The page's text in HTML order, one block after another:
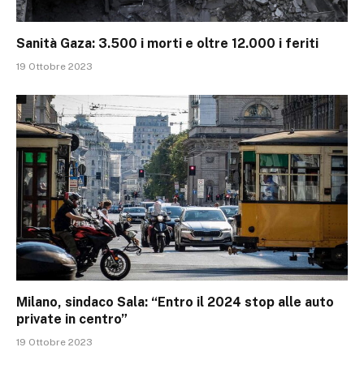
Sanità Gaza: 3.500 i morti e oltre 12.000 i feriti
19 Ottobre 2023
Milano, sindaco Sala: “Entro il 2024 stop alle auto
private in centro”
19 Ottobre 2023